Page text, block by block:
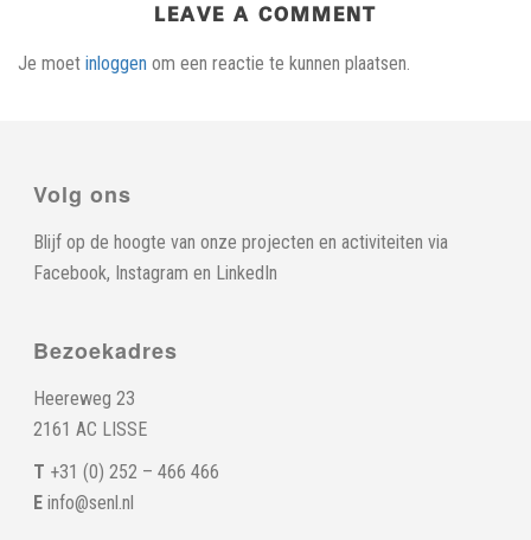
LEAVE A COMMENT
Je moet inloggen om een reactie te kunnen plaatsen.
Volg ons
Blijf op de hoogte van onze projecten en activiteiten via
Facebook, Instagram en LinkedIn
Bezoekadres
Heereweg 23
2161 AC LISSE
T +31 (0) 252 – 466 466
E info@senl.nl